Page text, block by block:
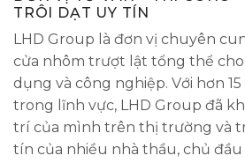
TRÔI DẠT UY TÍN
LHD Group là đơn vị chuyên
cửa nhôm trượt lật tổng thể
dụng và công nghiệp. Với hơn
trong lĩnh vực, LHD Group đã
trí của mình trên thị trường và
tín của nhiều nhà thầu, chủ đầu